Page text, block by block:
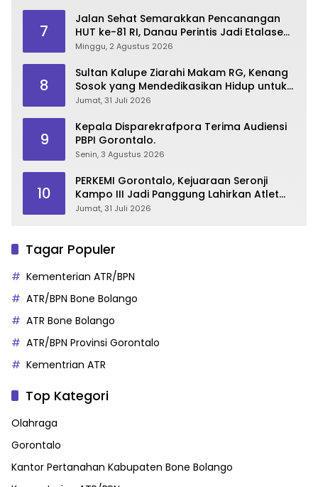
7
Jalan Sehat Semarakkan Pencanangan
HUT ke-81 RI, Danau Perintis Jadi Etalase
Wisata Gorontalo
Minggu, 2 Agustus 2026
8
Sultan Kalupe Ziarahi Makam RG, Kenang
Sosok yang Mendedikasikan Hidup untuk
Gorontalo
Jumat, 31 Juli 2026
9
Kepala Disparekrafpora Terima Audiensi
PBPI Gorontalo.
Senin, 3 Agustus 2026
10
PERKEMI Gorontalo, Kejuaraan Seronji
Kampo III Jadi Panggung Lahirkan Atlet
Berprestasi
Jumat, 31 Juli 2026
Tagar Populer
Kementerian ATR/BPN
ATR/BPN Bone Bolango
ATR Bone Bolango
ATR/BPN Provinsi Gorontalo
Kementrian ATR
Top Kategori
Olahraga
Gorontalo
Kantor Pertanahan Kabupaten Bone Bolango